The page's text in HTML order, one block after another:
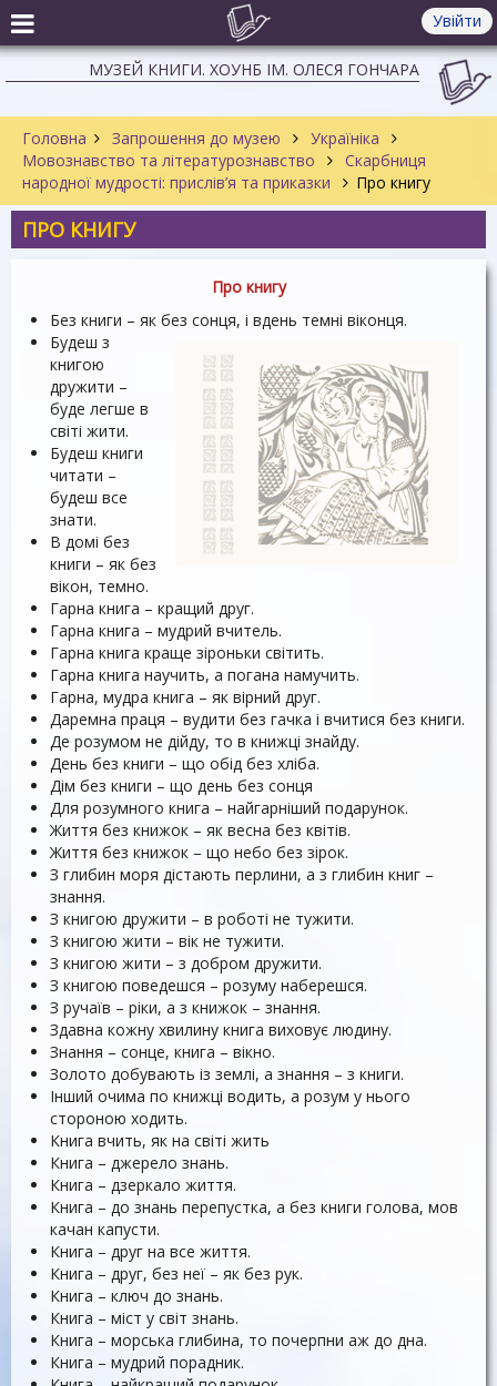
Увійти
МУЗЕЙ КНИГИ. ХОУНБ ІМ. ОЛЕСЯ ГОНЧАРА
Головна Запрошення до музею
Україніка
Мовознавство та літературознавство
Скарбниця
народної мудрості: прислів’я та приказки
Про книгу
ПРО КНИГУ
Про книгу
Без книги – як без сонця, і вдень темні віконця.
Будеш з
книгою
дружити –
буде легше в
світі жити.
Будеш книги
читати –
будеш все
знати.
В домі без
книги – як без
вікон, темно.
Гарна книга – кращий друг.
Гарна книга – мудрий вчитель.
Гарна книга краще зіроньки світить.
Гарна книга научить, а погана намучить.
Гарна, мудра книга – як вірний друг.
Даремна праця – вудити без гачка і вчитися без книги.
Де розумом не дійду, то в книжці знайду.
День без книги – що обід без хліба.
Дім без книги – що день без сонця
Для розумного книга – найгарніший подарунок.
Життя без книжок – як весна без квітів.
Життя без книжок – що небо без зірок.
З глибин моря дістають перлини, а з глибин книг –
знання.
З книгою дружити – в роботі не тужити.
З книгою жити – вік не тужити.
З книгою жити – з добром дружити.
З книгою поведешся – розуму наберешся.
З ручаїв – ріки, а з книжок – знання.
Здавна кожну хвилину книга виховує людину.
Знання – сонце, книга – вікно.
Золото добувають із землі, а знання – з книги.
Інший очима по книжці водить, а розум у нього
стороною ходить.
Книга вчить, як на світі жить
Книга – джерело знань.
Книга – дзеркало життя.
Книга – до знань перепустка, а без книги голова, мов
качан капусти.
Книга – друг на все життя.
Книга – друг, без неї – як без рук.
Книга – ключ до знань.
Книга – міст у світ знань.
Книга – морська глибина, то почерпни аж до дна.
Книга – мудрий порадник.